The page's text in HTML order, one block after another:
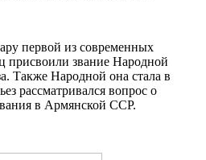
первой из современных
присвоили звание Народной
Также Народной она стала в
рассматривался вопрос о
в Армянской ССР.